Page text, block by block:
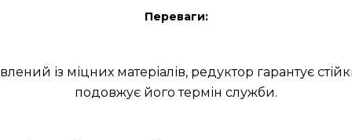
Переваги:
із міцних матеріалів, редуктор гарантує
подовжує його термін служби.